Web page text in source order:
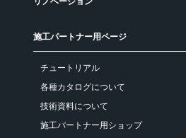
施工パートナー用ページ
チュートリアル
各種カタログについて
技術資料について
施工パートナー用ショップ